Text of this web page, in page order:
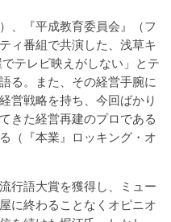
、『平成教育委員会』（フ
ィ番組で共演した、浅草キ
テレビ映えがしない」とテ
る。また、その経営手腕に
営戦略を持ち、今回ばかり
きた経営再建のプロである
（『本業』ロッキング・オ
行語大賞を獲得し、ミュー
に終わることなくオピニオ